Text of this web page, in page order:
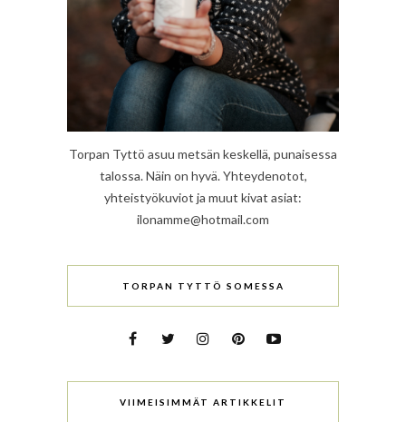
Torpan Tyttö asuu metsän keskellä, punaisessa
talossa. Näin on hyvä. Yhteydenotot,
yhteistyökuviot ja muut kivat asiat:
ilonamme@hotmail.com
TORPAN TYTTÖ SOMESSA
VIIMEISIMMÄT ARTIKKELIT